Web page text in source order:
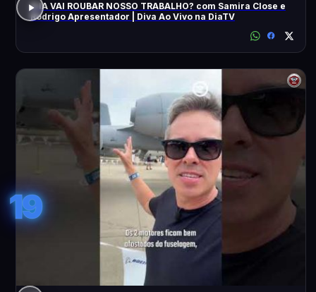
A IA VAI ROUBAR NOSSO TRABALHO? com Samira Close e
Rodrigo Apresentador | Diva Ao Vivo na DiaTV
19